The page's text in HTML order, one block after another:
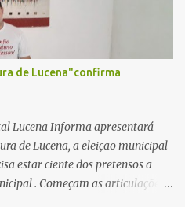
de Lucena"confirma
Lucena Informa apresentará
de Lucena, a eleição municipal
estar ciente dos pretensos a
. Começam as articulações e